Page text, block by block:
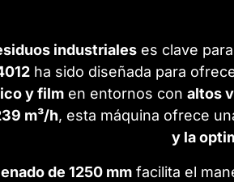
industrialeses clave
ha sido diseñada para
y film en entornos con altos
m³/h, esta máquina ofrece
y la
de 1250 mm facilita el